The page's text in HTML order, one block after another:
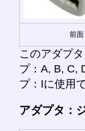
前面
このアダプ
プ：A, B, C,
プ：Iに使用
アダプタ：